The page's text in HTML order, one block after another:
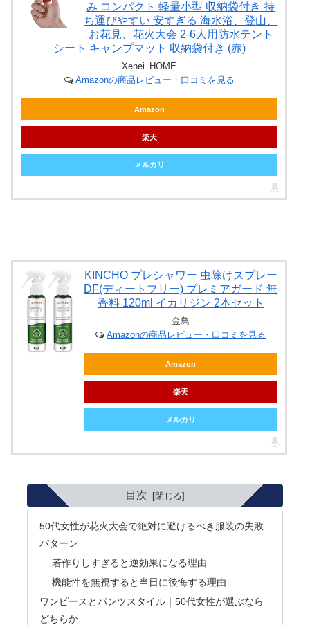
み コンパクト 軽量小型 収納袋付き 持
ち運びやすい 安すぎる 海水浴、登山、
お花見、花火大会 2-6人用防水テント
シート キャンプマット 収納袋付き (赤)
Xenei_HOME
Amazonの商品レビュー・口コミを見る
Amazon
楽天
メルカリ
KINCHO プレシャワー 虫除けスプレー
DF(ディートフリー) プレミアガード 無
香料 120ml イカリジン 2本セット
金鳥
Amazonの商品レビュー・口コミを見る
Amazon
楽天
メルカリ
目次
50代女性が花火大会で絶対に避けるべき服装の失敗
パターン
若作りしすぎると逆効果になる理由
機能性を無視すると当日に後悔する理由
ワンピースとパンツスタイル｜50代女性が選ぶなら
どちらか